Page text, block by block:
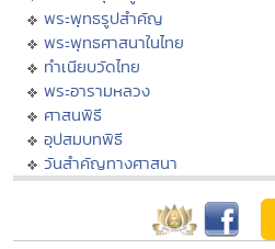
พระพุทธรูปสำคัญ
พระพุทธศาสนาในไทย
ทำเนียบวัดไทย
พระอารามหลวง
ศาสนพิธี
อุปสมบทพิธี
วันสำคัญทางศาสนา